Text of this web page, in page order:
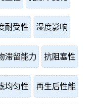
耐受性 湿度影响
滞留能力 抗阻塞性
均匀性 再生后性能